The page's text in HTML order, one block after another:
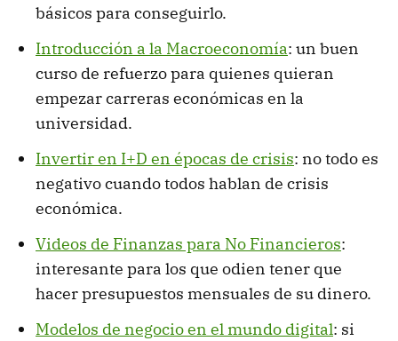
básicos para conseguirlo.
Introducción a la Macroeconomía: un buen
curso de refuerzo para quienes quieran
empezar carreras económicas en la
universidad.
Invertir en I+D en épocas de crisis: no todo es
negativo cuando todos hablan de crisis
económica.
Videos de Finanzas para No Financieros:
interesante para los que odien tener que
hacer presupuestos mensuales de su dinero.
Modelos de negocio en el mundo digital: si